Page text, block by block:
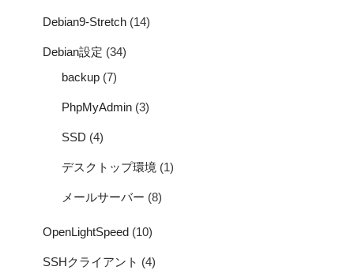
Debian9-Stretch (14)
Debian設定 (34)
backup (7)
PhpMyAdmin (3)
SSD (4)
デスクトップ環境 (1)
メールサーバー (8)
OpenLightSpeed (10)
SSHクライアント (4)